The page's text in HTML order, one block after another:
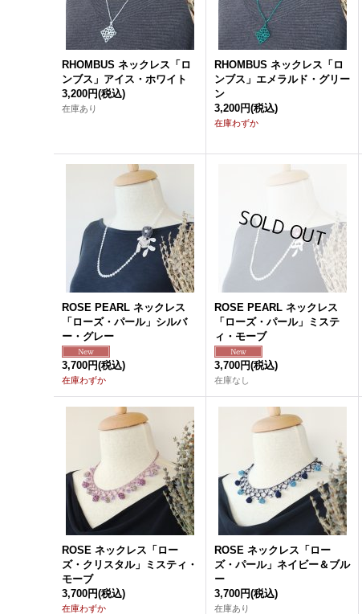
RHOMBUS ネックレス「ロ
ンブス」アイス・ホワイト
3,200円(税込)
在庫あり
RHOMBUS ネックレス「ロ
ンブス」エメラルド・グリー
ン
3,200円(税込)
在庫わずか
ROSE PEARL ネックレス
「ローズ・パール」シルバ
ー・グレー
3,700円(税込)
在庫わずか
ROSE PEARL ネックレス
「ローズ・パール」ミステ
ィ・モーブ
3,700円(税込)
在庫なし
ROSE ネックレス「ロー
ズ・クリスタル」ミスティ・
モーブ
3,700円(税込)
在庫わずか
ROSE ネックレス「ロー
ズ・パール」ネイビー＆ブル
ー
3,700円(税込)
在庫あり